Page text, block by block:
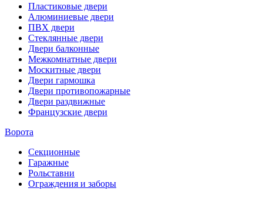
Пластиковые двери
Алюминиевые двери
ПВХ двери
Стеклянные двери
Двери балконные
Межкомнатные двери
Москитные двери
Двери гармошка
Двери противопожарные
Двери раздвижные
Французские двери
Ворота
Секционные
Гаражные
Рольставни
Ограждения и заборы